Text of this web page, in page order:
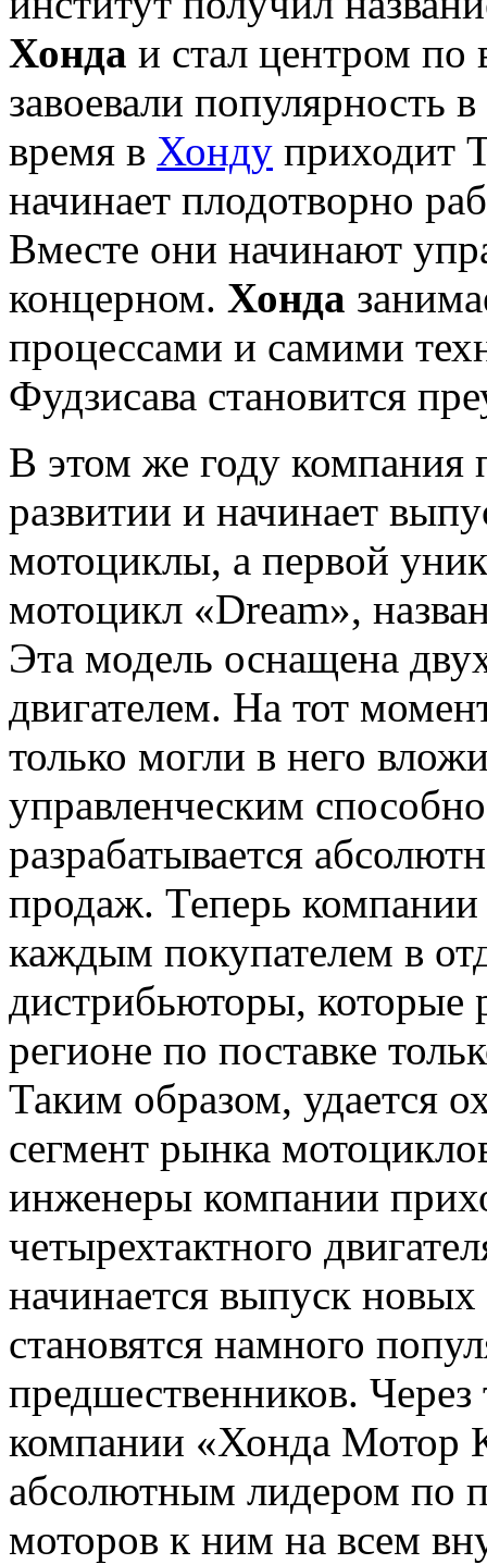
Хонда и стал центром по
завоевали популярность
время в Хонду приходит
начинает плодотворно
Вместе они начинают
концерном. Хонда
процессами и самими
Фудзисава становится
В этом же году компания
развитии и начинает
мотоциклы, а первой
мотоцикл «Dream»,
Эта модель оснащена
двигателем. На тот
только могли в него
управленческим
разрабатывается
продаж. Теперь компании
каждым покупателем в
дистрибьюторы, которые
регионе по поставке
Таким образом, удается
сегмент рынка
инженеры компании
четырехтактного
начинается выпуск
становятся намного
предшественников.
компании «Хонда Мотор
абсолютным лидером по
моторов к ним на всем